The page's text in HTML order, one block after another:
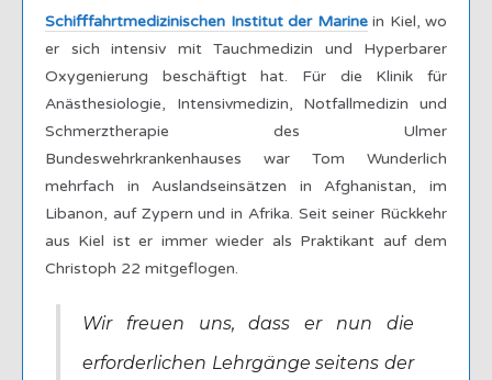
Schifffahrtmedizinischen Institut der Marinein Kiel, wo
er sich intensiv mit Tauchmedizin und Hyperbarer
Oxygenierung beschäftigt hat. Für die Klinik für
Anästhesiologie, Intensivmedizin, Notfallmedizin und
Schmerztherapie des Ulmer
Bundeswehrkrankenhauses war Tom Wunderlich
mehrfach in Auslandseinsätzen in Afghanistan, im
Libanon, auf Zypern und in Afrika. Seit seiner Rückkehr
aus Kiel ist er immer wieder als Praktikant auf dem
Christoph 22 mitgeflogen.
Wir freuen uns, dass er nun die
erforderlichen Lehrgänge seitens der